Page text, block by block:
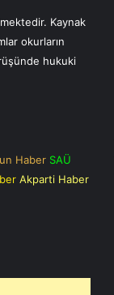
Kaynak
okurların
hukuki
Haber SAÜ
Akparti Haber